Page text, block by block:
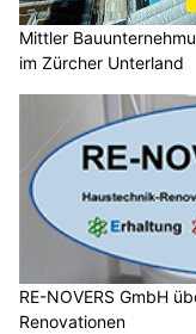
Mittler
im Zürcher Unterland
RE-NOVERS GmbH
Renovationen